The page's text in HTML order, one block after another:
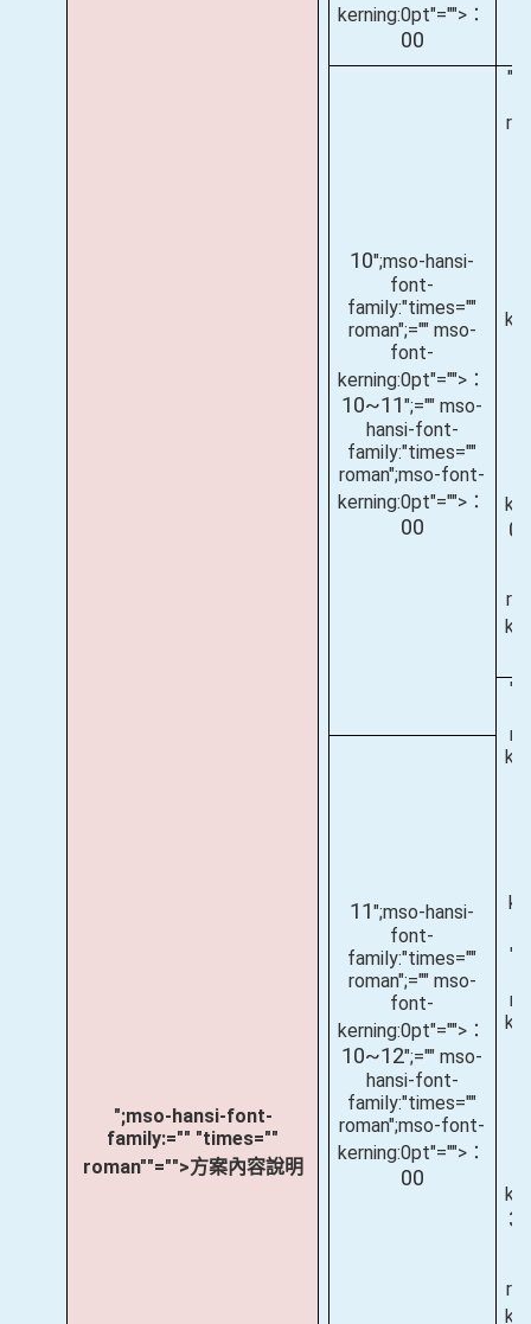
";mso-hansi-font-
family:="" "times=""
roman""="">方案內容說明
kerning:0pt"="">：
00
10";mso-hansi-
font-
family:"times=""
roman";="" mso-
font-
kerning:0pt"="">：
10~11";="" mso-
hansi-font-
family:"times=""
roman";mso-font-
kerning:0pt"="">：
00
11";mso-hansi-
font-
family:"times=""
roman";="" mso-
font-
kerning:0pt"="">：
10~12";="" mso-
hansi-font-
family:"times=""
roman";mso-font-
kerning:0pt"="">：
00